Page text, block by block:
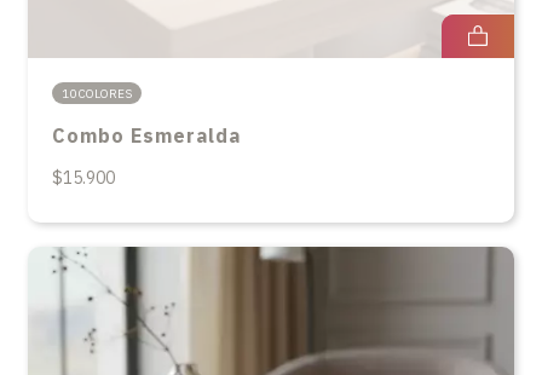
10 COLORES
Combo Esmeralda
$15.900